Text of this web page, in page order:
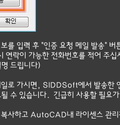
를 입력 후 "인증 요청 메일 발송" 버
락이 가능한 전화번호를 적어 주십
드립니다)
로 가시면, SIDDSoft에서 발송한
수 있습니다. 긴급히 사용할 필요
사하고 AutoCAD내 라이센스 관리